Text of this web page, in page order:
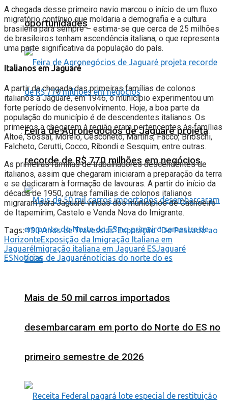
oportunidades
Feira de Agronegócios de Jaguaré projeta
recorde de R$ 770 milhões em negócios
Mais de 50 mil carros importados
desembarcaram em porto do Norte do ES no
primeiro semestre de 2026
A chegada desse primeiro navio marcou o início de um fluxo
migratório contínuo que moldaria a demografia e a cultura
brasileira para sempre – estima-se que cerca de 25 milhões
de brasileiros tenham ascendência italiana, o que representa
uma parte significativa da população do país.
Italianos em Jaguaré
A partir da chegada das primeiras famílias de colonos
italianos a Jaguaré, em 1946, o município experimentou um
forte período de desenvolvimento. Hoje, a boa parte da
população do município é de descendentes italianos. Os
primeiros a chegarem à região eram pertencentes às famílias
Altoé, Sossai, Morelo, Cesconeto, Martins, Facco, Brioschi,
Falcheto, Cerutti, Cocco, Ribondi e Sesquim, entre outras.
As primeiras famílias de trabalhadores descendentes de
italianos, assim que chegaram iniciaram a preparação da terra
e se dedicaram à formação de lavouras. A partir do início da
década de 1950, outras famílias de colonos italianos
migraram para Jaguaré vindas dos municípios de Cachoeiro
de Itapemirim, Castelo e Venda Nova do Imigrante.
Tags: 150 Anos de Travessias”Exposição “Do Passado ao
HorizonteExposição da Imigração Italiana em
Jaguaré Imigração italiana em Jaguaré ESJaguaré
ESNotícias de Jaguarénotícias do norte do es